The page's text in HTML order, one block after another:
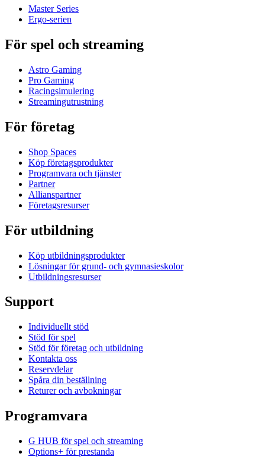
Master Series
Ergo-serien
För spel och streaming
Astro Gaming
Pro Gaming
Racingsimulering
Streamingutrustning
För företag
Shop Spaces
Köp företagsprodukter
Programvara och tjänster
Partner
Allianspartner
Företagsresurser
För utbildning
Köp utbildningsprodukter
Lösningar för grund- och gymnasieskolor
Utbildningsresurser
Support
Individuellt stöd
Stöd för spel
Stöd för företag och utbildning
Kontakta oss
Reservdelar
Spåra din beställning
Returer och avbokningar
Programvara
G HUB för spel och streaming
Options+ för prestanda